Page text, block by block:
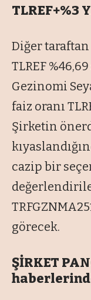
TLREF+%3
Diğer
TLREF
Gezinomi
faiz oranı
Şirketin
cazip bir
görecek.
ŞİRKET